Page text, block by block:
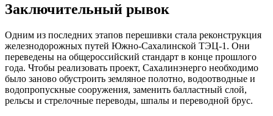
Заключительный рывок
Одним из последних этапов перешивки стала реконструкция
железнодорожных путей Южно-Сахалинской ТЭЦ-1. Они
переведены на общероссийский стандарт в конце прошлого
года. Чтобы реализовать проект, Сахалинэнерго необходимо
было заново обу­строить земляное полотно, водоотводные и
водопропускные сооружения, заменить балластный слой,
рельсы и стрелочные переводы, шпалы и переводной брус.